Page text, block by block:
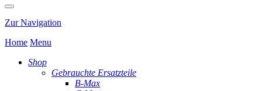
Zur Navigation
Home Menu
Shop
Gebrauchte Ersatzteile
B-Max